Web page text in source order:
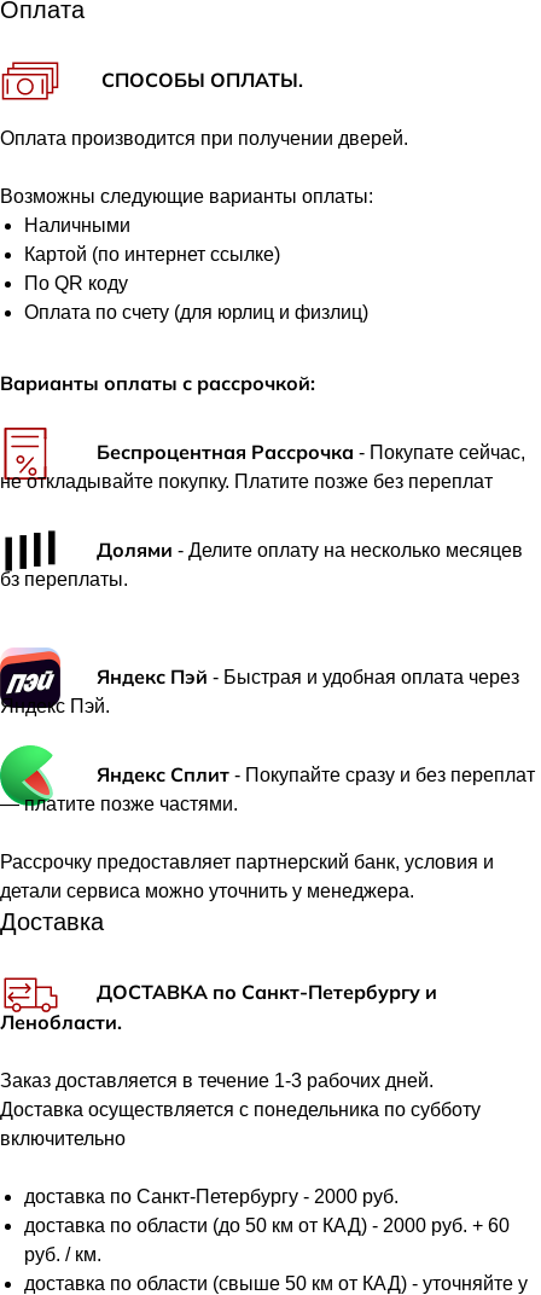
Оплата
СПОСОБЫ ОПЛАТЫ.
Оплата производится при получении дверей.
Возможны следующие варианты оплаты:
Наличными
Картой (по интернет ссылке)
По QR коду
Оплата по счету (для юрлиц и физлиц)
Варианты оплаты с рассрочкой:
Беспроцентная Рассрочка - Покупате сейчас,
не откладывайте покупку. Платите позже без переплат
Долями - Делите оплату на несколько месяцев
бз переплаты.
Яндекс Пэй - Быстрая и удобная оплата через
Яндекс Пэй.
Яндекс Сплит - Покупайте сразу и без переплат
— платите позже частями.
Рассрочку предоставляет партнерский банк, условия и
детали сервиса можно уточнить у менеджера.
Доставка
ДОСТАВКА по Санкт-Петербургу и
Ленобласти.
Заказ доставляется в течение 1-3 рабочих дней.
Доставка осуществляется с понедельника по субботу
включительно
доставка по Санкт-Петербургу - 2000 руб.
доставка по области (до 50 км от КАД) - 2000 руб. + 60
руб. / км.
доставка по области (свыше 50 км от КАД) - уточняйте у